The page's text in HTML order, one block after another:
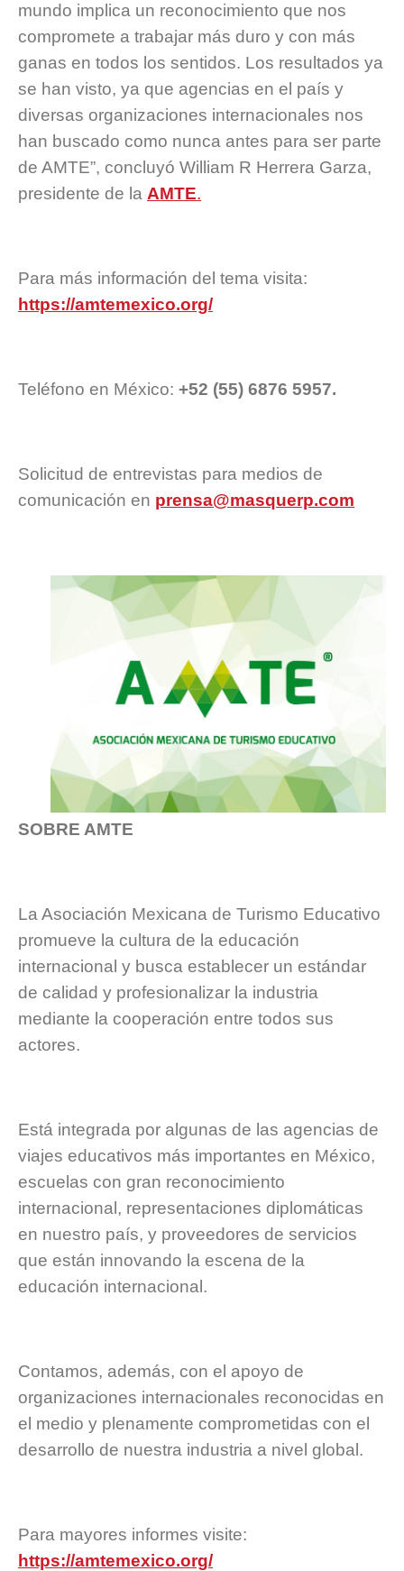
mundo implica un reconocimiento que nos
compromete a trabajar más duro y con más
ganas en todos los sentidos. Los resultados ya
se han visto, ya que agencias en el país y
diversas organizaciones internacionales nos
han buscado como nunca antes para ser parte
de AMTE”, concluyó William R Herrera Garza,
presidente de la AMTE.
Para más información del tema visita:
https://amtemexico.org/
Teléfono en México: +52 (55) 6876 5957.
Solicitud de entrevistas para medios de
comunicación en prensa@masquerp.com
SOBRE AMTE
La Asociación Mexicana de Turismo Educativo
promueve la cultura de la educación
internacional y busca establecer un estándar
de calidad y profesionalizar la industria
mediante la cooperación entre todos sus
actores.
Está integrada por algunas de las agencias de
viajes educativos más importantes en México,
escuelas con gran reconocimiento
internacional, representaciones diplomáticas
en nuestro país, y proveedores de servicios
que están innovando la escena de la
educación internacional.
Contamos, además, con el apoyo de
organizaciones internacionales reconocidas en
el medio y plenamente comprometidas con el
desarrollo de nuestra industria a nivel global.
Para mayores informes visite:
https://amtemexico.org/